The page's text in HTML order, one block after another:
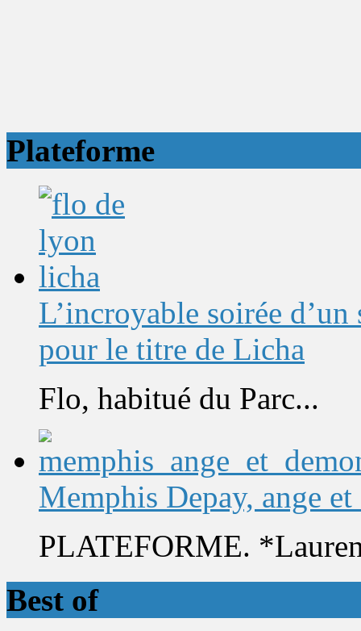
Plateforme
L’incroyable soirée
pour le titre de Licha
Flo, habitué du Parc...
Memphis Depay, ange et
PLATEFORME.
Best of